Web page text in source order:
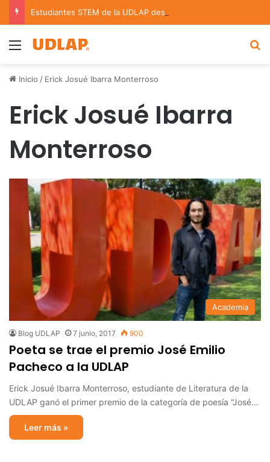
Menu
Inicio / Erick Josué Ibarra Monterroso
Erick Josué Ibarra
Monterroso
Academia
Blog UDLAP 7 junio, 2017 900
Poeta se trae el premio José Emilio
Pacheco a la UDLAP
Erick Josué Ibarra Monterroso, estudiante de Literatura de la
UDLAP ganó el primer premio de la categoría de poesía “José…
Leer más »